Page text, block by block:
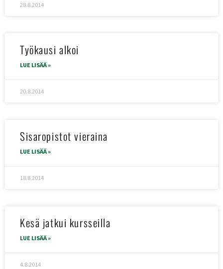
28.8.2014
Työkausi alkoi
LUE LISÄÄ »
20.8.2014
Sisaropistot vieraina
LUE LISÄÄ »
18.8.2014
Kesä jatkui kursseilla
LUE LISÄÄ »
4.8.2014